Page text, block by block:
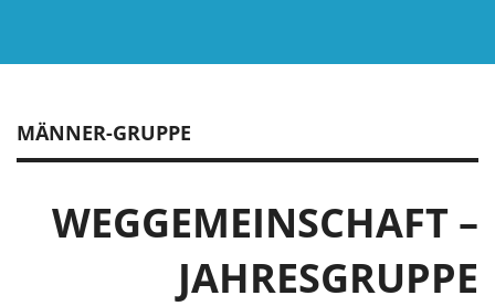
MÄNNER-GRUPPE
WEGGEMEINSCHAFT –
JAHRESGRUPPE